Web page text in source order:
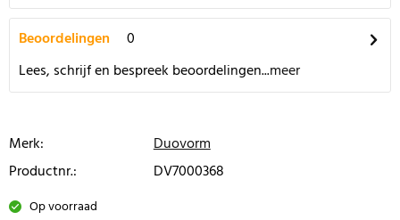
Beoordelingen
0
Lees, schrijf en bespreek beoordelingen...meer
Merk:
Duovorm
Productnr.:
DV7000368
Op voorraad